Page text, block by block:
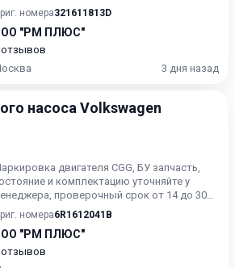
срок от 14 до 30 дней.
номера321611813D
"РМ ПЛЮС"
отзывов
3 дня назад
насоса Volkswagen
двигателя CGG, БУ запчасть,
и комплектацию уточняйте у
проверочный срок от 14 до 30
номера6R1612041B
"РМ ПЛЮС"
отзывов